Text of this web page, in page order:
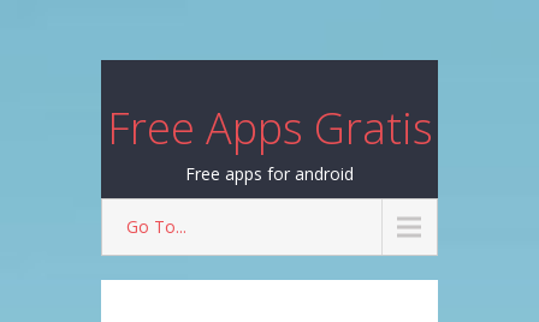
Free Apps Gratis
Free apps for android
Go To...